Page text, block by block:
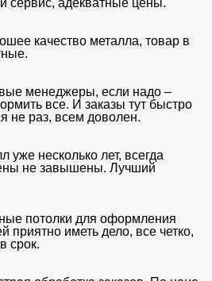
сервис, адекватные цены.
качество металла, товар в
менеджеры, если надо –
все. И заказы тут быстро
не раз, всем доволен.
уже несколько лет, всегда
не завышены. Лучший
потолки для оформления
приятно иметь дело, все четко,
срок.